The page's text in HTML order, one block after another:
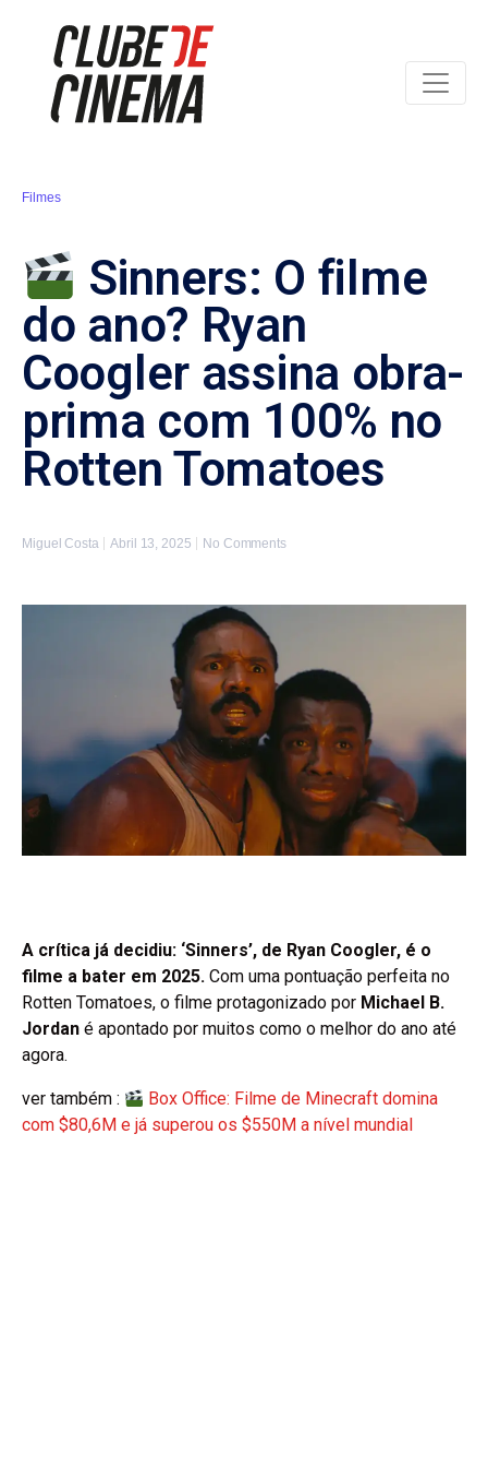
Filmes
Sinners: O filme
do ano? Ryan
Coogler assina obra-
prima com 100% no
Rotten Tomatoes
Miguel Costa Abril 13, 2025 No Comments
A crítica já decidiu: ‘Sinners’, de Ryan Coogler, é o
filme a bater em 2025. Com uma pontuação perfeita no
Rotten Tomatoes, o filme protagonizado por Michael B.
Jordan é apontado por muitos como o melhor do ano até
agora.
ver também :
Box Office: Filme de Minecraft domina
com $80,6M e já superou os $550M a nível mundial